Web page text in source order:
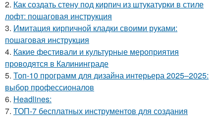
2. Как создать стену под кирпич из штукатурки в стиле
лофт: пошаговая инструкция
3. Имитация кирпичной кладки своими руками:
пошаговая инструкция
4. Какие фестивали и культурные мероприятия
проводятся в Калининграде
5. Топ-10 программ для дизайна интерьера 2025–2025:
выбор профессионалов
6. Headlines:
7. ТОП-7 бесплатных инструментов для создания